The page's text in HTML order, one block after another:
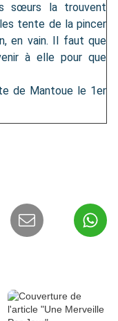
sœurs la trouvent
tente de la pincer
en vain. Il faut que
à elle pour que
de Mantoue le 1er